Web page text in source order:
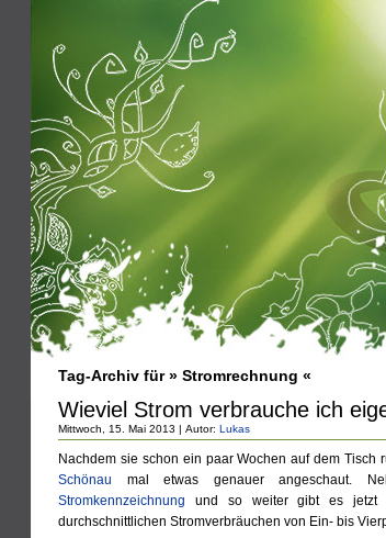
Tag-Archiv für » Stromrechnung «
Wieviel Strom verbrauche ich
Mittwoch, 15. Mai 2013 | Autor: Lukas
Nachdem sie schon ein paar Wochen auf dem
Schönau mal etwas genauer angeschaut.
Stromkennzeichnung und so weiter gibt es jetzt
durchschnittlichen Stromverbräuchen von Ein- bis